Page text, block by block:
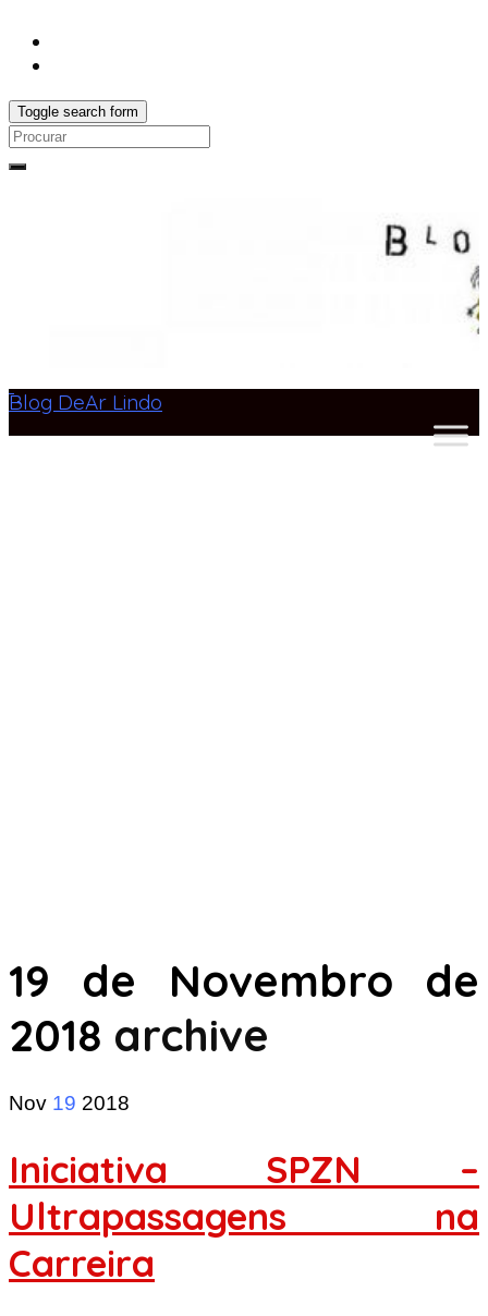
Toggle search form
Search
Blog DeAr Lindo
19 de Novembro de
2018 archive
Nov 19 2018
Iniciativa SPZN –
Ultrapassagens na
Carreira